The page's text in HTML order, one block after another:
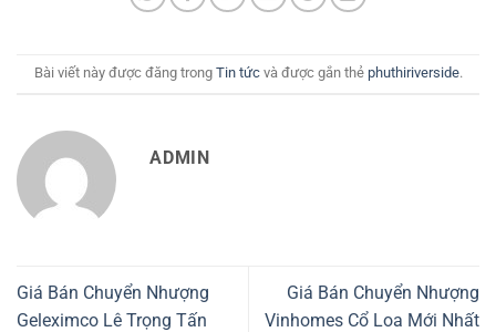
Bài viết này được đăng trong Tin tứcvà được gắn thẻ phuthiriverside.
ADMIN
Giá Bán Chuyển Nhượng
Geleximco Lê Trọng Tấn
Giá Bán Chuyển Nhượng
Vinhomes Cổ Loa Mới Nhất